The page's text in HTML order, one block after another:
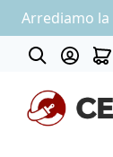
Arrediamo la